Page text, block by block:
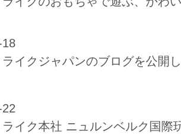
ライクジャパンのブログを公開
ライク本社 ニュルンベルク国際